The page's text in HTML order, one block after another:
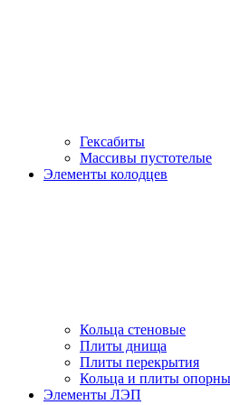
Гексабиты
Массивы пустотелые
Элементы колодцев
Кольца стеновые
Плиты днища
Плиты перекрытия
Кольца и плиты
Элементы ЛЭП